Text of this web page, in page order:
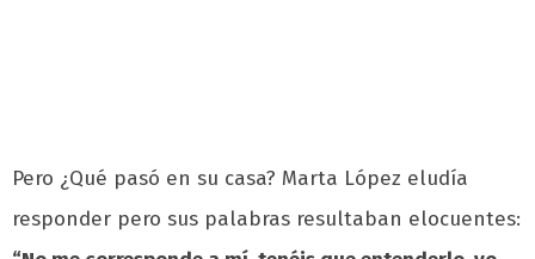
Pero ¿Qué pasó en su casa? Marta López eludía
responder pero sus palabras resultaban elocuentes: